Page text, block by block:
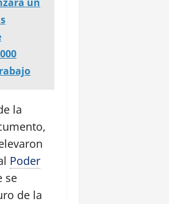
un
la
Poder
se
de la